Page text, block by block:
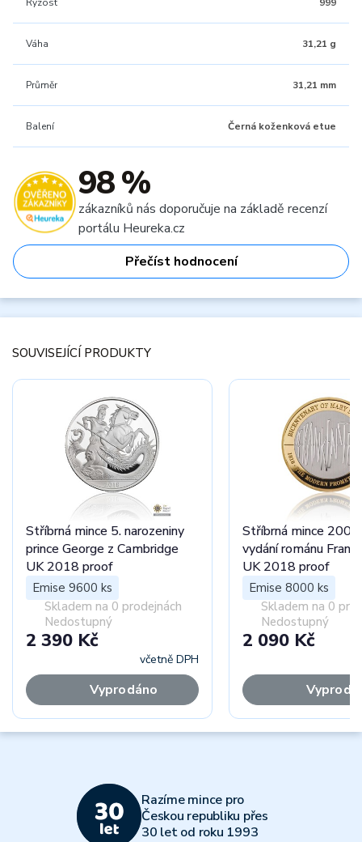
Váha 31,21 g
Průměr 31,21 mm
Balení Černá koženková etue
98 %
zákazníků nás doporučuje na základě recenzí
portálu Heureka.cz
Přečíst hodnocení
SOUVISEJÍCÍ PRODUKTY
Stříbrná mince 5. narozeniny
prince George z Cambridge
UK 2018 proof
Emise 9600 ks
Skladem na 0 prodejnách
Nedostupný
2 390 Kč
včetně DPH
Vyprodáno
Stříbrná mince 200.
vydání románu
UK 2018 proof
Emise 8000 ks
Skladem na 0
Nedostupný
2 090 Kč
Razíme mince pro
Českou republiku přes
30 let od roku 1993